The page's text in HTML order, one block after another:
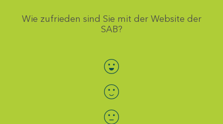
Wie zufrieden sind Sie mit der Website der
SAB?
Bewertung auswählen